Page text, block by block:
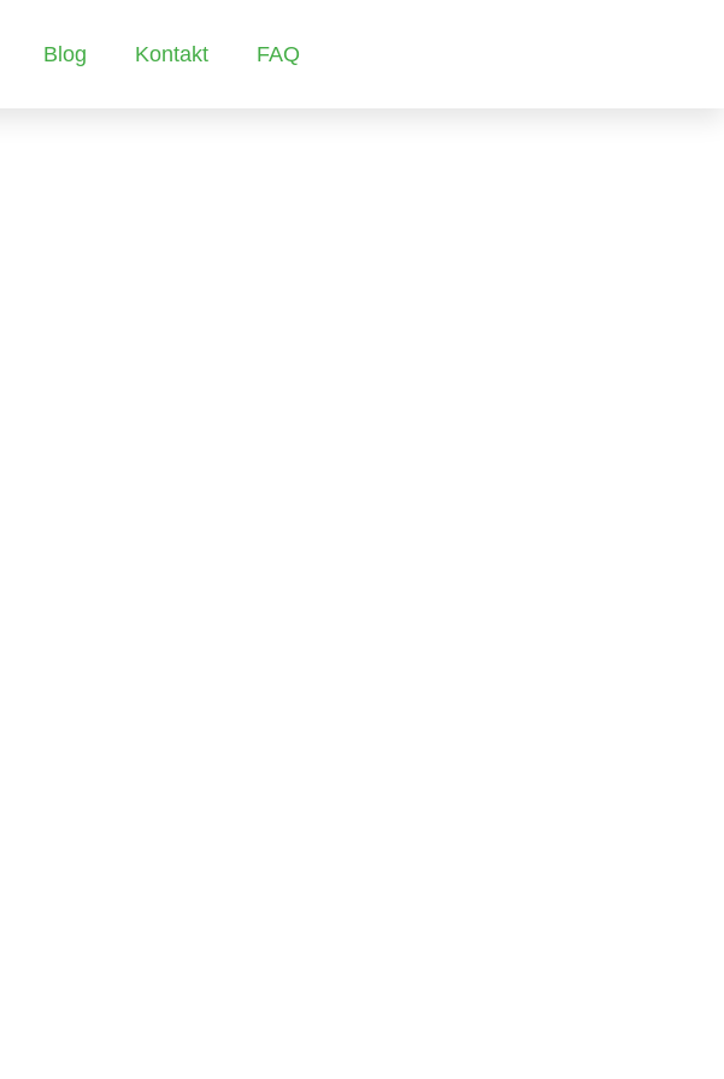
Blog Kontakt FAQ